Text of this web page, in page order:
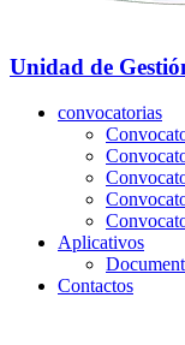
Unidad de
convocatorias
Aplicativos
Contactos